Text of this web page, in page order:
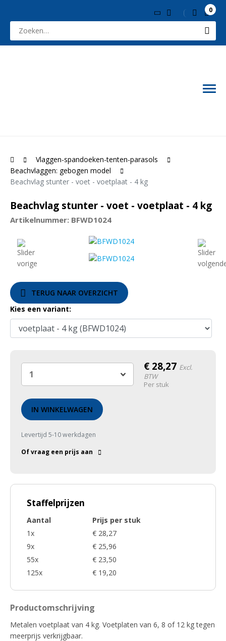
0
Vlaggen-spandoeken-tenten-parasols
Beachvlaggen: gebogen model
Beachvlag stunter - voet - voetplaat - 4 kg
Beachvlag stunter - voet - voetplaat - 4 kg
Artikelnummer: BFWD1024
TERUG NAAR OVERZICHT
Kies een variant:
€ 28,27 Excl.
BTW
Per stuk
IN WINKELWAGEN
Levertijd 5-10 werkdagen
Of vraag een prijs aan
Staffelprijzen
Aantal
Prijs per stuk
1x
€ 28,27
9x
€ 25,96
55x
€ 23,50
125x
€ 19,20
Productomschrijving
Metalen voetplaat van 4 kg. Voetplaten van 6, 8 of 12 kg tegen
meerprijs verkrijgbaar.